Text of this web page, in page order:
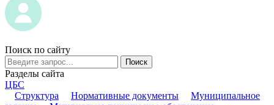
Поиск по сайту
Поиск
Разделы сайта
ЦБС
Структура
Нормативные документы
Муниципальное